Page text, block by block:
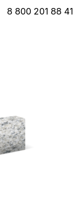
‭8‬ ‭800‬ ‭201 88 41‬